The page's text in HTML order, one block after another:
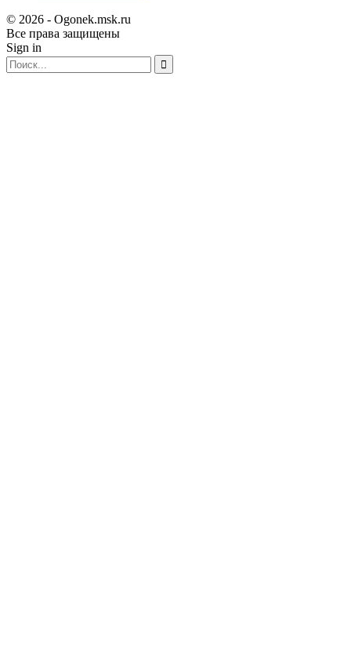
© 2026 - Ogonek.msk.ru
Все права защищены
Sign in